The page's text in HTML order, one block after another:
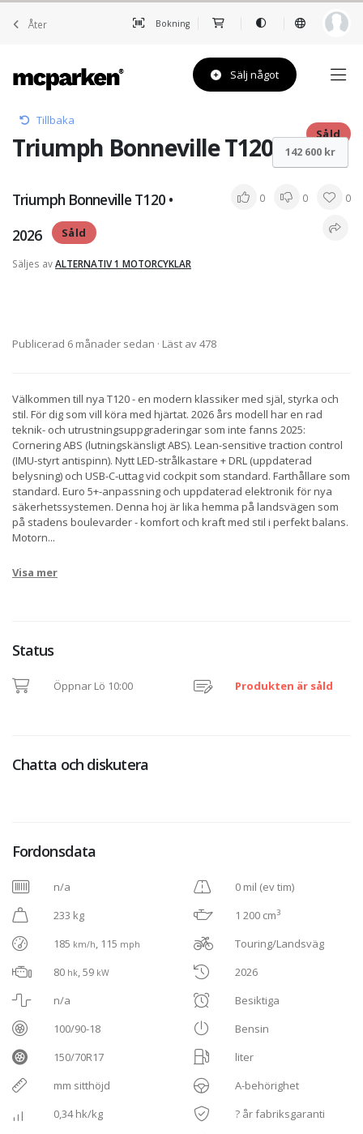
Åter Bokning
Sälj något
Tillbaka
Triumph Bonneville T120 • 2026
Såld
Triumph Bonneville T120 •
2026
Såld
0 0 0
Säljes avALTERNATIV 1 MOTORCYKLAR
142 600 kr
Publicerad 6 månader sedan · Läst av 478
Välkommen till nya T120 - en modern klassiker med själ, styrka och
stil. För dig som vill köra med hjärtat. 2026 års modell har en rad
teknik- och utrustningsuppgraderingar som inte fanns 2025:
Cornering ABS (lutningskänsligt ABS). Lean-sensitive traction control
(IMU-styrt antispinn). Nytt LED-strålkastare + DRL (uppdaterad
belysning) och USB-C-uttag vid cockpit som standard. Farthållare som
standard. Euro 5+-anpassning och uppdaterad elektronik för nya
säkerhetssystemen. Denna hoj är lika hemma på landsvägen som
på stadens boulevarder - komfort och kraft med stil i perfekt balans.
Motorn...
Visa mer
Status
Öppnar Lö 10:00 Produkten är såld
Chatta och diskutera
Fordonsdata
n/a
233 kg
185 km/h, 115 mph
80 hk, 59 kW
n/a
100/90-18
150/70R17
mm sitthöjd
0,34 hk/kg
0 mil (ev tim)
1 200 cm3
Touring/Landsväg
2026
Besiktiga
Bensin
liter
A-behörighet
? år fabriksgaranti